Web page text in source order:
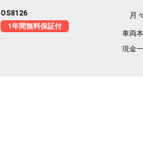
事帰りの一人時間も、遠出の休日も、上質
ます🚗 気になる車は早めのチェックがおす
でお届けします👑
OS8126
1年間無料保証付
月々
車両
現金